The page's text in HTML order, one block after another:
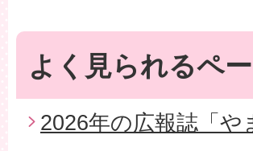
よく見られるペ
2026年の広報誌「や